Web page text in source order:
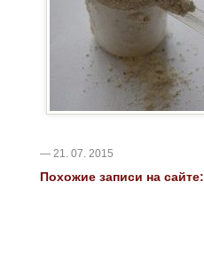
— 21. 07. 2015
Похожие записи на сайте: